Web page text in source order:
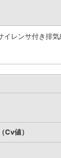
イレンサ付き排
Cv値）